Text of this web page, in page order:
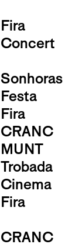
Fira
Concert
Sonhoras
Festa
Fira
CRANC
MUNT
Trobada
Cinema
Fira
CRANC